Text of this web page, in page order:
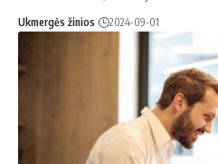
Ukmergės žinios 2024-09-01